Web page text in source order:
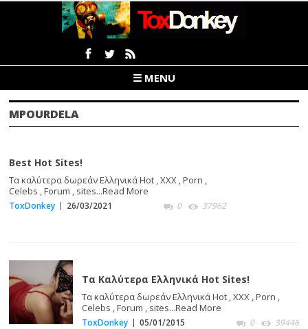
☰ MENU
MPOURDELA
Best Hot Sites!
Τα καλύτερα δωρεάν Ελληνικά Hot , XXX , Porn ,
Celebs , Forum , sites...Read More
ToxDonkey 26/03/2021 37962
0
Τα Καλύτερα Ελληνικά Hot Sites!
Τα καλύτερα δωρεάν Ελληνικά Hot , XXX , Porn ,
Celebs , Forum , sites...Read More
ToxDonkey 05/01/2015 39446
0